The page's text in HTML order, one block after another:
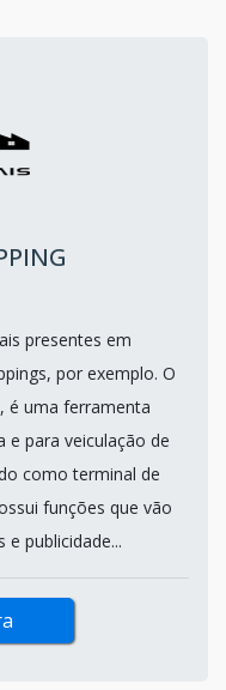
presentes em
por exemplo. O
é uma ferramenta
para veiculação de
como terminal de
funções que vão
publicidade...